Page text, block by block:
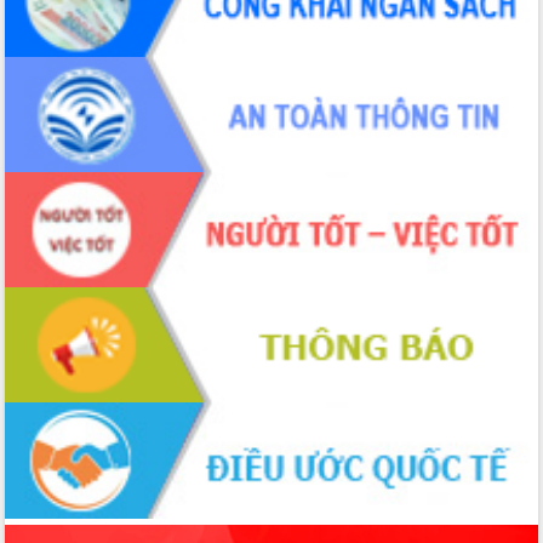
phá cơ chế - Hợp tác công tư
Đề án 06 tạo bước ngoặt đột phá trong
cải cách hành chính tỉnh Đắk Lắk
Kết nối tour, đẩy mạnh chuyển đổi số
để phát triển du lịch Đắk Lắk
Khởi động Dự án Đầu tư xây dựng hạ
tầng kỹ thuật Cụm công nghiệp Tân
Tiến
Gặp mặt các cơ quan báo chí nhân Kỷ
niệm 101 năm Ngày Báo chí Cách
mạng Việt Nam
Đắk Lắk sơ kết 4 năm triển khai thực
hiện Đề án 06 của Chính phủ
Họp báo thông tin về Hội nghị Công bố
Quy hoạch và Xúc tiến đầu tư tỉnh Đắk
Khơi thông điểm nghẽn, đẩy nhanh
giải ngân vốn khắc phục thiên tai
HĐND tỉnh thông qua điều chỉnh Quy
hoạch tỉnh thời kỳ 2021-2030